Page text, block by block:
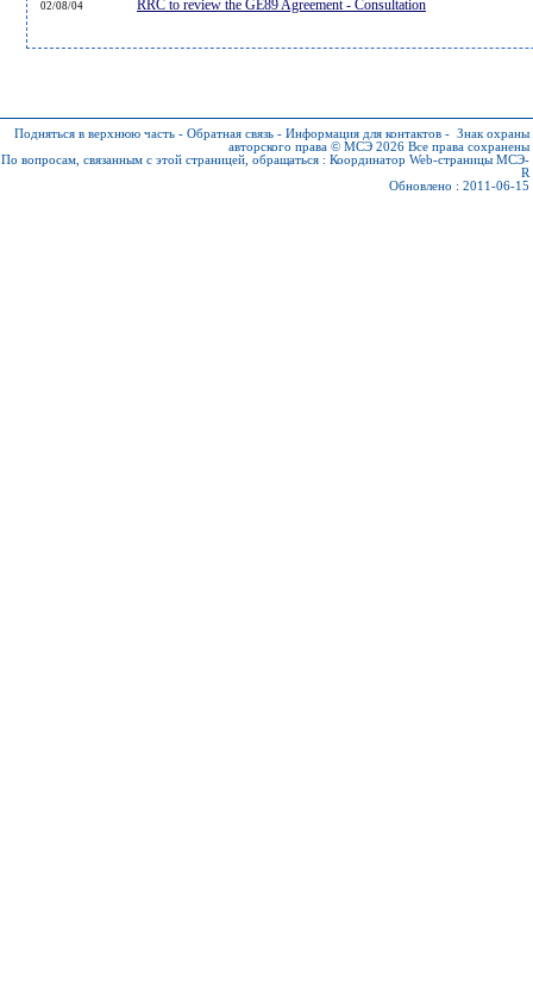
02/08/04 RRC to review the GE89 Agreement - Consultation
Подняться в верхнюю часть - Обратная связь - Информация для контактов - Знак охраны
авторского права © МСЭ 2026 Все права сохранены
По вопросам, связанным с этой страницей, обращаться : Координатор Web-страницы МСЭ-
R
Обновлено : 2011-06-15